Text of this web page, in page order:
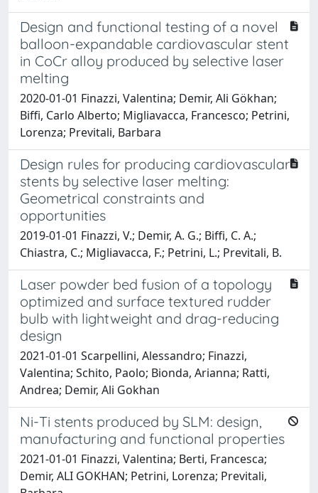
Design and functional testing of a novel
balloon-expandable cardiovascular stent
in CoCr alloy produced by selective laser
melting
2020-01-01 Finazzi, Valentina; Demir, Ali Gökhan;
Biffi, Carlo Alberto; Migliavacca, Francesco; Petrini,
Lorenza; Previtali, Barbara
Design rules for producing cardiovascular
stents by selective laser melting:
Geometrical constraints and
opportunities
2019-01-01 Finazzi, V.; Demir, A. G.; Biffi, C. A.;
Chiastra, C.; Migliavacca, F.; Petrini, L.; Previtali, B.
Laser powder bed fusion of a topology
optimized and surface textured rudder
bulb with lightweight and drag-reducing
design
2021-01-01 Scarpellini, Alessandro; Finazzi,
Valentina; Schito, Paolo; Bionda, Arianna; Ratti,
Andrea; Demir, Ali Gokhan
Ni-Ti stents produced by SLM: design,
manufacturing and functional properties
2021-01-01 Finazzi, Valentina; Berti, Francesca;
Demir, ALI GOKHAN; Petrini, Lorenza; Previtali,